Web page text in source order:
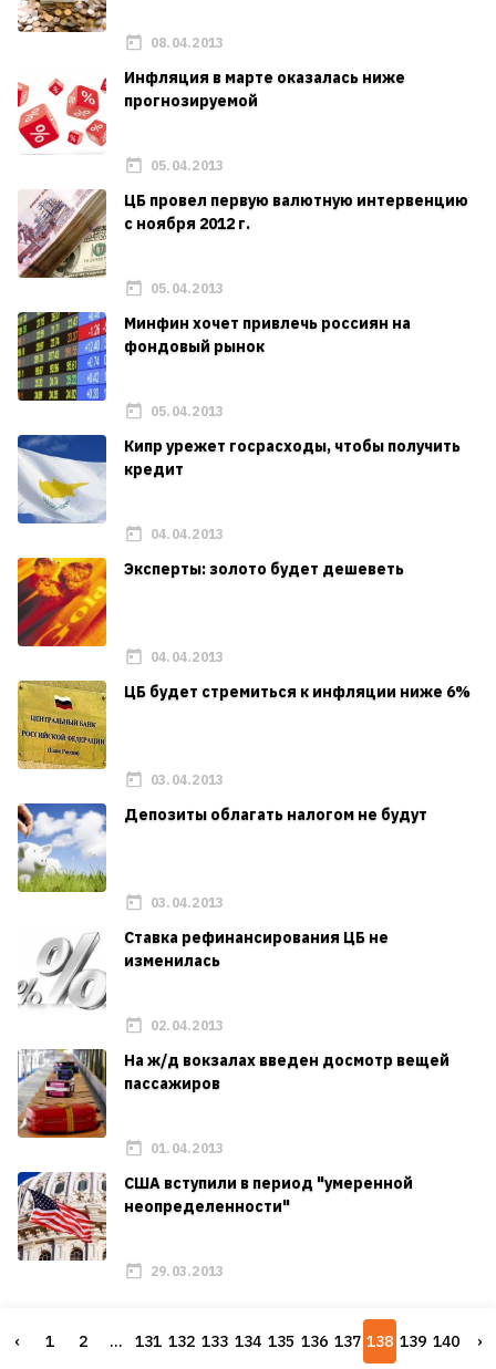
08.04.2013
Инфляция в марте оказалась ниже
прогнозируемой
05.04.2013
ЦБ провел первую валютную интервенцию
с ноября 2012 г.
05.04.2013
Минфин хочет привлечь россиян на
фондовый рынок
05.04.2013
Кипр урежет госрасходы, чтобы получить
кредит
04.04.2013
Эксперты: золото будет дешеветь
04.04.2013
ЦБ будет стремиться к инфляции ниже 6%
03.04.2013
Депозиты облагать налогом не будут
03.04.2013
Ставка рефинансирования ЦБ не
изменилась
02.04.2013
На ж/д вокзалах введен досмотр вещей
пассажиров
01.04.2013
США вступили в период "умеренной
неопределенности"
29.03.2013
‹ 1 2 ... 131 132 133 134 135 136 137 138 139 140 ›